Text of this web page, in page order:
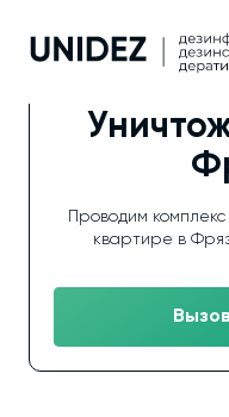
Проводим
квартире в